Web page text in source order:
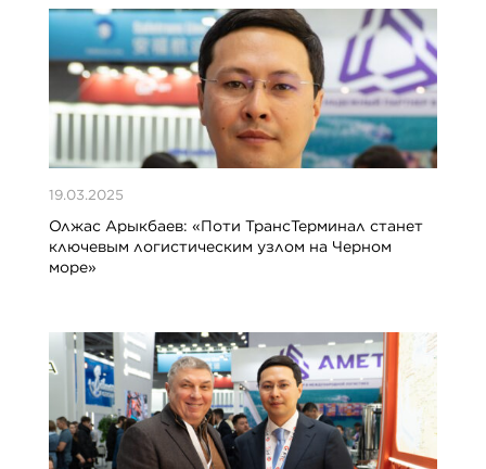
19.03.2025
Олжас Арыкбаев: «Поти ТрансТерминал станет
ключевым логистическим узлом на Черном
море»